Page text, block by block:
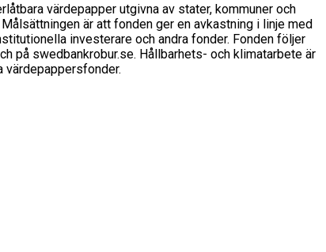
värdepapper utgivna av stater, kommuner och
är att fonden ger en avkastning i linje med
investerare och andra fonder. Fonden följer
på swedbankrobur.se. Hållbarhets- och klimatarbete är
värdepappersfonder.